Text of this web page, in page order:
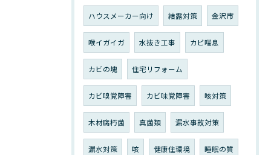
ハウスメーカー向け 結露対策 金沢市
喉イガイガ 水抜き工事 カビ喘息
カビの塊 住宅リフォーム
カビ嗅覚障害 カビ味覚障害 咳対策
木材腐朽菌 真菌類 漏水事故対策
漏水対策 咳 健康住環境 睡眠の質